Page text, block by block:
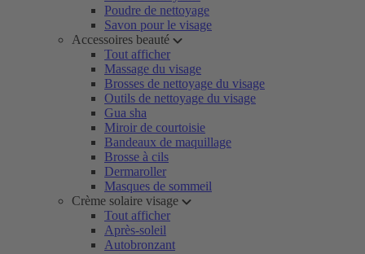
Poudre de nettoyage
Savon pour le visage
Accessoires beauté
Tout afficher
Massage du visage
Brosses de nettoyage du visage
Outils de nettoyage du visage
Gua sha
Miroir de courtoisie
Bandeaux de maquillage
Brosse à cils
Dermaroller
Masques de sommeil
Crème solaire visage
Tout afficher
Après-soleil
Autobronzant